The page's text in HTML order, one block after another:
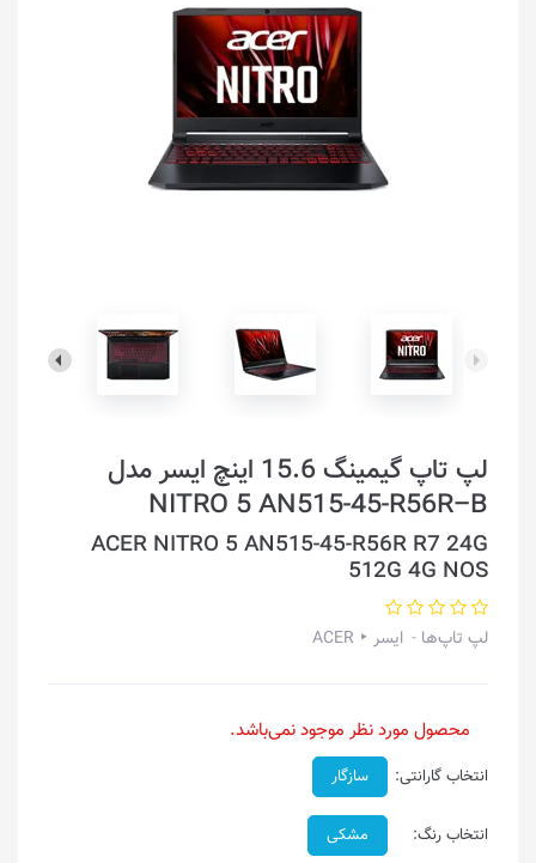
لپ تاپ گیمینگ 15.6 اینچ ایسر مدل
NITRO 5 AN515-45-R56R–B
ACER NITRO 5 AN515-45-R56R R7 24G
512G 4G NOS
لپ تاپ‌ها ایسر ‣ ACER
محصول مورد نظر موجود نمی‌باشد.
انتخاب گارانتی: سازگار
انتخاب رنگ: مشکی